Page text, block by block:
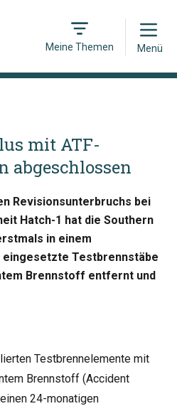
Meine Themen
Open
Menü
mit ATF-
abgeschlossen
Revisionsunterbruchs bei
Hatch-1 hat die Southern
in einem
Testbrennstäbe
Brennstoff entfernt und
Testbrennelemente mit
Brennstoff (Accident
24-monatigen